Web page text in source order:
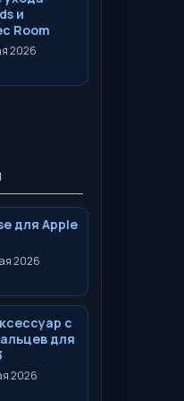
и
Room
2026
для Apple
2026
с
для
2026